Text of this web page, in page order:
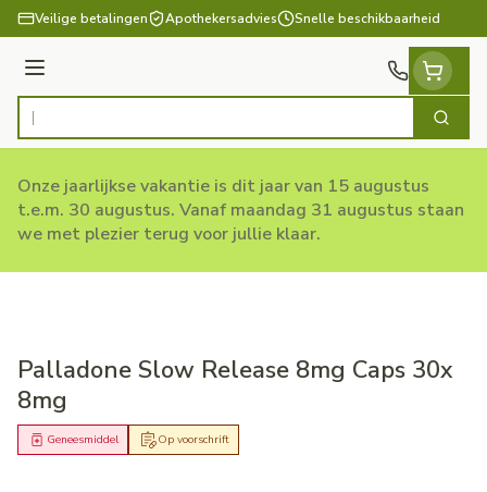
Ga naar de inhoud
Veilige betalingen Apothekersadvies Snelle beschikbaarheid
Menu
Product, merk, categorie... Zoek
Onze jaarlijkse vakantie is dit jaar van 15 augustus
t.e.m. 30 augustus. Vanaf maandag 31 augustus staan
we met plezier terug voor jullie klaar.
Palladone Slow Release 8mg Caps 30x
8mg
Op voorschrift
Geneesmiddel